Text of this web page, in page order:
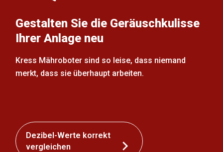
Gestalten Sie die Geräuschkulisse
Ihrer Anlage neu
Kress Mähroboter sind so leise, dass niemand
merkt, dass sie überhaupt arbeiten.
Dezibel-Werte korrekt
vergleichen